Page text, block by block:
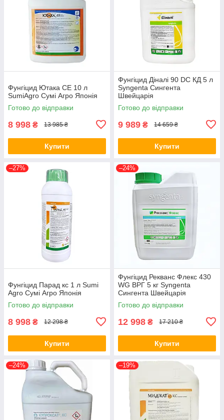
Фунгіцид Ютака СЕ 10 л
SumiAgro Сумі Агро Японія
Готово до відправки
8 998 ₴ 13 985 ₴
Купити
Фунгіцид Діналі 90 DC КД 5 л
Syngenta Сингента
Швейцарія
Готово до відправки
9 989 ₴ 14 659 ₴
Купити
–27%
Фунгіцид Парад кс 1 л Sumi
Agro Сумі Агро Японія
Готово до відправки
8 998 ₴ 12 298 ₴
Купити
–24%
Фунгіцид Рекванс Флекс 430
WG ВРГ 5 кг Syngenta
Сингента Швейцарія
Готово до відправки
12 998 ₴ 17 210 ₴
Купити
–24% –19%